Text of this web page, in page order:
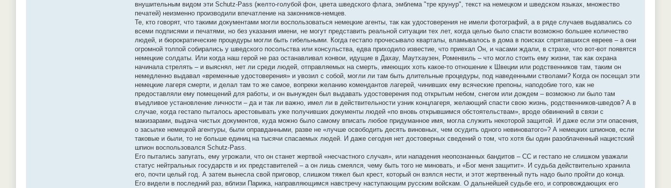
внушительным видом эти Schutz-Pass (желто-голубой фон, цвета шведского флага, эмблема "тре крунур", текст на немецком и шведском языках, множество
печатей) неизменно производили впечатление на законников-немцев.
Те, кто говорят, что такими документами могли воспользоваться немецкие агенты, так как удостоверения не имели фотографий, а в ряде случаев выдавались со
всеми подписями и печатями, но без указания имени, не могут представить реальной ситуации тех лет, когда целью было спасти возможно большее количество
людей, и бюрократические процедуры могли быть гибельными. Когда гестапо прочесывало кварталы, вламывалось в дома в поисках спрятавшихся евреев – а они
огромной толпой собирались у шведского посольства или консульства, едва приходило известие, что приехал Он, и часами ждали, в страхе, что вот-вот появятся
немецкие солдаты. Или когда наш герой не раз останавливал конвои, идущие в Дахау, Маутхаузен, Роменвиль – что могло стоить ему жизни, так как охрана
начинала стрелять – и выяснял, нет ли среди людей, отправляемых на смерть, имеющих хоть какое-то отношение к Швеции или родственников там, таким он
немедленно выдавал «временные удостоверения» и увозил с собой, могли ли там быть длительные процедуры, под наведенными стволами? Когда он посещал эти
немецкие лагеря смерти, и делал там то же самое, вопреки желанию комендантов лагерей, чинивших ему всяческие препоны, наподобие того, как не
предоставляли ему помещений для работы, и он вынужден был выдавать удостоверения под открытым небом, снегом или дождем – возможно ли было там
въедливое установление личности – да и так ли важно, имел ли в действительности узник концлагеря, желающий спасти свою жизнь, родственников-шведов? А в
случае, когда гестапо пыталось арестовывать уже получивших документы людей «по вновь открывшимся обстоятельствам», вроде обвинений в связи с
макизарами, выдача чистых документов, куда можно было самому вписать любое придуманное имя, могла служить некоторой защитой. И даже если эти опасения,
о засылке немецкой агентуры, были оправданными, разве не «лучше освободить десять виновных, чем осудить одного невиноватого»? А немецких шпионов, если
таковые и были, то не больше единиц на тысячи спасаемых людей. И даже сегодня нет достоверных сведений о том, что хотя бы один разоблаченный нацистский
шпион воспользовался Schutz-Pass.
Его пытались запугать, ему угрожали, что он станет жертвой «несчастного случая», или нападения неопознанных бандитов – СС и гестапо не слишком уважали
статус нейтральных государств и их представителей – а он лишь смеялся, чему быть того не миновать, и «Бог меня защитит». И судьба действительно хранила
его, почти целый год. А затем вынесла свой приговор, слишком тяжел был крест, который он взялся нести, и этот жертвенный путь надо было пройти до конца.
Его видели в последний раз, вблизи Парижа, направляющимся навстречу наступающим русским войскам. О дальнейшей судьбе его, и сопровождающих его